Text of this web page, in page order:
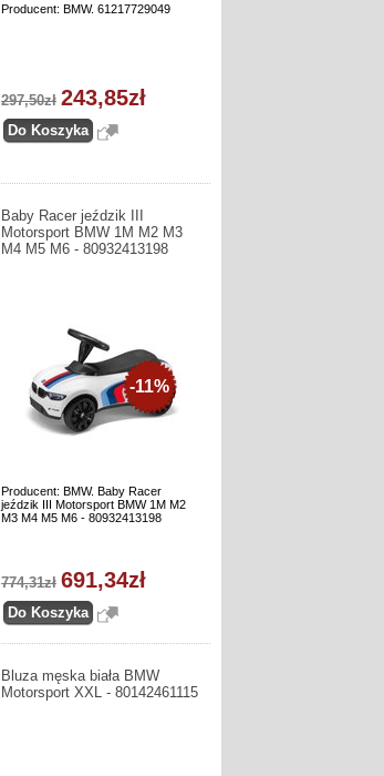
Producent: BMW. 61217729049
297,50zł 243,85zł
Baby Racer jeździk III
Motorsport BMW 1M M2 M3
M4 M5 M6 - 80932413198
Producent: BMW. Baby Racer
jeździk III Motorsport BMW 1M M2
M3 M4 M5 M6 - 80932413198
-11%
774,31zł 691,34zł
Bluza męska biała BMW
Motorsport XXL - 80142461115